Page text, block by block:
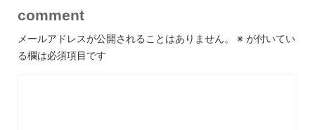
comment
メールアドレスが公開されることはありません。 ※ が付いてい
る欄は必須項目です